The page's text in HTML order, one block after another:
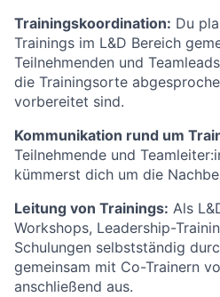
Trainingskoordination: Du
Trainings im L&D Bereich
Teilnehmenden und
die Trainingsorte
vorbereitet sind.
Kommunikation rund um
Teilnehmende und
kümmerst dich um die
Leitung von Trainings: Als
Workshops, Leadership-
Schulungen selbstständig
gemeinsam mit Co-Trainern
anschließend aus.